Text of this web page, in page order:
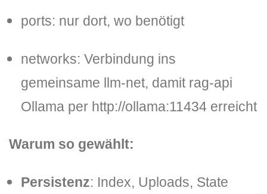
ports: nur dort, wo benötigt
networks: Verbindung ins
gemeinsame llm-net, damit rag-api
Ollama per http://ollama:11434 erreicht
Warum so gewählt:
Persistenz: Index, Uploads, State